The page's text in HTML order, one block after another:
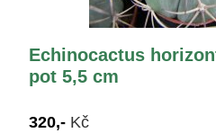
Echinocactus
pot 5,5 cm
320,- Kč